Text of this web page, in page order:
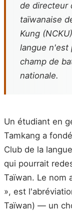
de directeur
taïwanaise
Kung
langue n'est
champ de
nationale.
Un étudiant en
Tamkang a
Club de la
qui pourrait
Taïwan. Le nom
», est
Taïwan) — un